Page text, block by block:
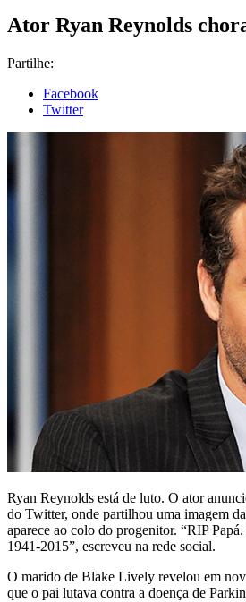
Ator Ryan Reynolds
Partilhe:
Facebook
Twitter
Ryan Reynolds está de luto. O ator
do Twitter, onde partilhou uma imagem
aparece ao colo do progenitor. “RIP
1941-2015”, escreveu na rede social.
O marido de Blake Lively revelou em
que o pai lutava contra a doença de